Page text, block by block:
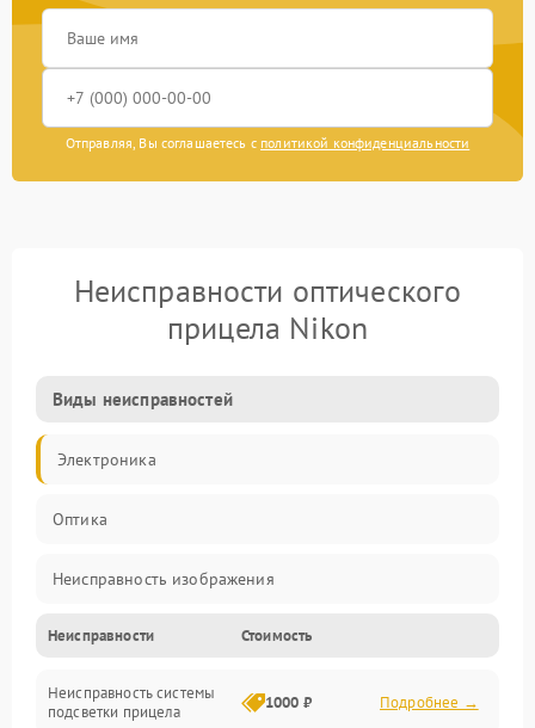
Отправляя, Вы соглашаетесь с политикой конфиденциальности
Неисправности оптического
прицела Nikon
Виды неисправностей
Электроника
Оптика
Неисправность изображения
Механические повреждения
Неисправность фокусировки и оптики
Неисправности Стоимость
Неисправность системы
подсветки прицела
1000 ₽ Подробнее →